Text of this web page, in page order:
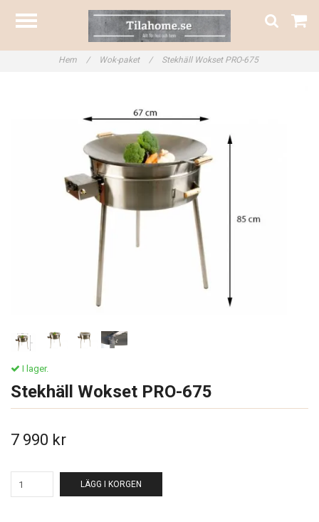
Hem / Wok-paket / Stekhäll Wokset PRO-675
I lager.
Stekhäll Wokset PRO-675
7 990 kr
LÄGG I KORGEN